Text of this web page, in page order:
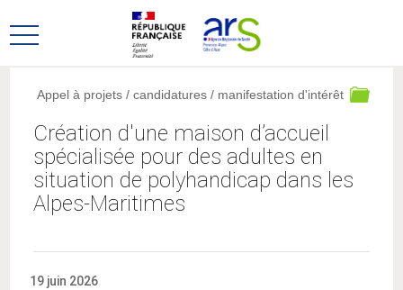
au
menu
au
contenu
Ouvrir
principal
Création d'une maison d’accueil
spécialisée pour des adultes en
situation de polyhandicap dans les
Alpes-Maritimes
Appel à projets / candidatures / manifestation d'intérêt
19 juin 2026